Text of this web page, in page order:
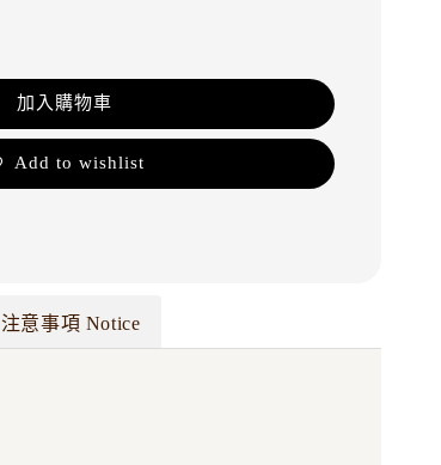
加入購物車
Add to wishlist
注意事項 Notice